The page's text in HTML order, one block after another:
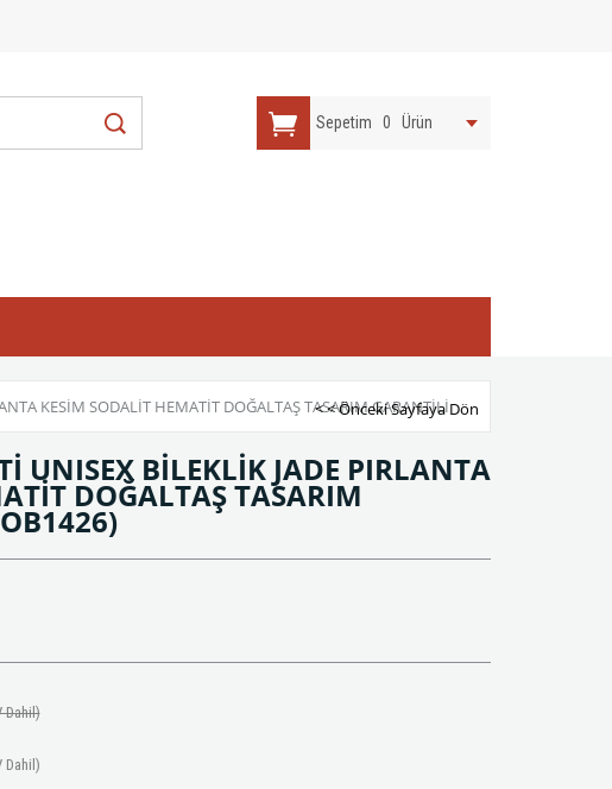
Sepetim 0 Ürün
KESİM SODALİT HEMATİT DOĞALTAŞ TASARIM GARANTİLİ
< < Önceki Sayfaya Dön
UNISEX BİLEKLİK JADE PIRLANTA
DOĞALTAŞ TASARIM
Dahil)
Dahil)